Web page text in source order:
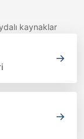
kaynaklar
→
→